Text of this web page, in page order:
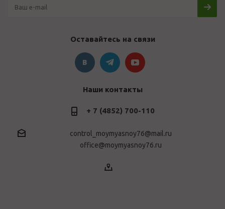
Оставайтесь на связи
Наши контакты
+ 7 (4852) 700-110
control_moymyasnoy76@mail.ru
office@moymyasnoy76.ru